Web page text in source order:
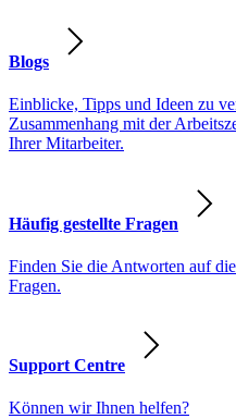
Blogs
Einblicke, Tipps und Ideen zu
Zusammenhang mit der
Ihrer Mitarbeiter.
Häufig gestellte Fragen
Finden Sie die Antworten auf
Fragen.
Support Centre
Können wir Ihnen helfen?